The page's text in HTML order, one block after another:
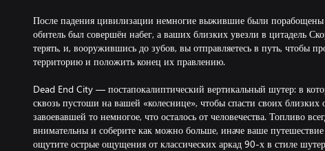
После падения цивилизации немногие выжившие были
обитель был совершён набег, а ваших близких увезли в цитадель
терять, и, вооружившись до зубов, вы отправляетесь в путь, чтобы
территорию и положить конец их правлению.
Dead End City — постапокалиптический вертикальный шутер: в
сквозь пустоши на вашей «колеснице», чтобы спасти своих
завоевавшей то немногое, что осталось от человечества. Топливо
внимательны и соберите как можно больше, иначе ваше
ощутите острые ощущения от классических аркад 90-х в стиле